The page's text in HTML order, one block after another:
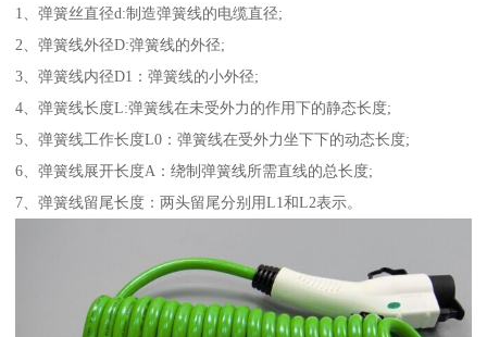
1、弹簧丝直径d:制造弹簧线的电缆直径;
2、弹簧线外径D:弹簧线的外径;
3、弹簧线内径D1：弹簧线的小外径;
4、弹簧线长度L:弹簧线在未受外力的作用下的静态长度;
5、弹簧线工作长度L0：弹簧线在受外力坐下下的动态长度;
6、弹簧线展开长度A：绕制弹簧线所需直线的总长度;
7、弹簧线留尾长度：两头留尾分别用L1和L2表示。